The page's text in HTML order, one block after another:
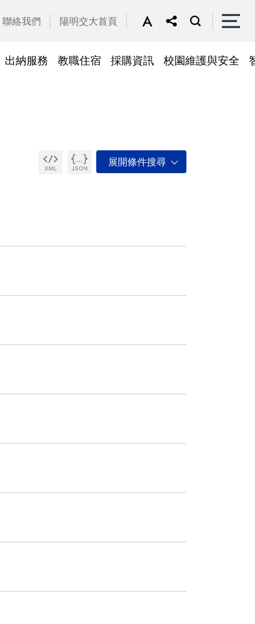
聯絡我們 陽明交大首頁
出納服務 教職住宿 採購資訊
常見問答
校園維護與安全
綠建築標章